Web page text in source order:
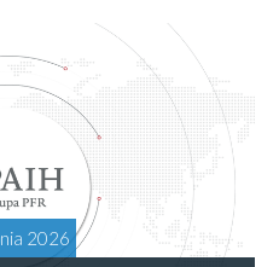
2026